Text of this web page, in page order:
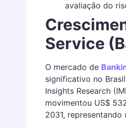
avaliação do
Service
O mercado de
significativo no
Insights Research
movimentou US$
2031,